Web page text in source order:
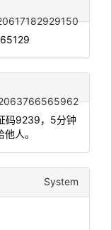
码9239，5分钟
人。
System